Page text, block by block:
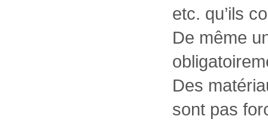
etc. qu’ils
De même
Des
sont pas